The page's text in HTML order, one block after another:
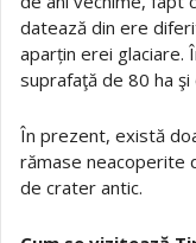
datează din ere
aparțin erei glaciare.
suprafaţă de 80 ha
În prezent, există
rămase neacoperite
de crater antic.